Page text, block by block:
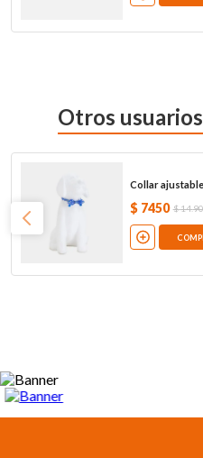
Otros
Collar
$ 7450 $14.